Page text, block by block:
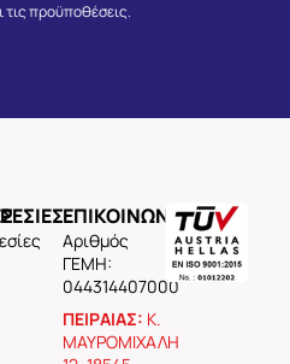
τις προϋποθέσεις.
ΕΠΙΚΟΙΝΩΝΙΑ
Aριθμός
ΓΕΜΗ:
044314407000
ΠΕΙΡΑΙΑΣ: Κ.
ΜΑΥΡΟΜΙΧΑΛΗ